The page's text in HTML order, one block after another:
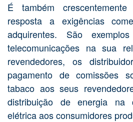
É também
resposta a exigências
adquirentes. São
telecomunicações na sua
revendedores, os
pagamento de comissões
tabaco aos seus
distribuição de energia na
elétrica aos consumidores